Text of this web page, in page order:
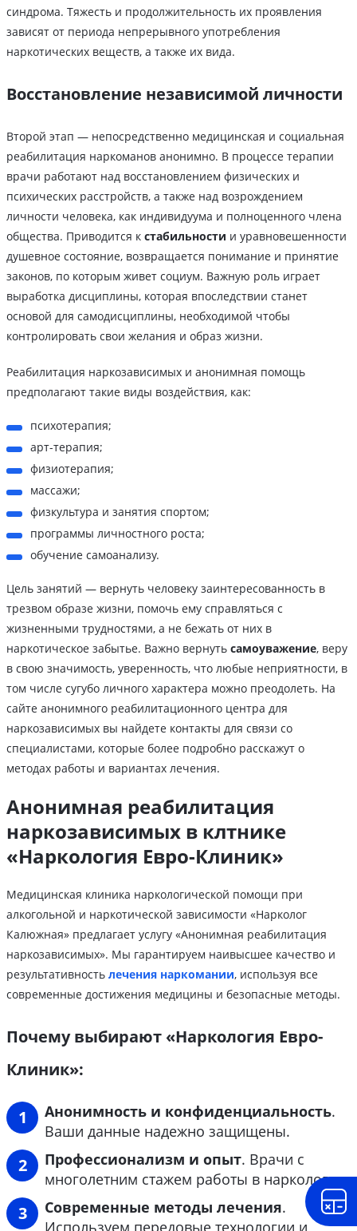
синдрома. Тяжесть и продолжительность их проявления
зависят от периода непрерывного употребления
наркотических веществ, а также их вида.
Восстановление независимой личности
Второй этап — непосредственно медицинская и социальная
реабилитация наркоманов анонимно. В процессе терапии
врачи работают над восстановлением физических и
психических расстройств, а также над возрождением
личности человека, как индивидуума и полноценного члена
общества. Приводится к стабильности и уравновешенности
душевное состояние, возвращается понимание и принятие
законов, по которым живет социум. Важную роль играет
выработка дисциплины, которая впоследствии станет
основой для самодисциплины, необходимой чтобы
контролировать свои желания и образ жизни.
Реабилитация наркозависимых и анонимная помощь
предполагают такие виды воздействия, как:
психотерапия;
арт-терапия;
физиотерапия;
массажи;
физкультура и занятия спортом;
программы личностного роста;
обучение самоанализу.
Цель занятий — вернуть человеку заинтересованность в
трезвом образе жизни, помочь ему справляться с
жизненными трудностями, а не бежать от них в
наркотическое забытье. Важно вернуть самоуважение, веру
в свою значимость, уверенность, что любые неприятности, в
том числе сугубо личного характера можно преодолеть. На
сайте анонимного реабилитационного центра для
наркозависимых вы найдете контакты для связи со
специалистами, которые более подробно расскажут о
методах работы и вариантах лечения.
Анонимная реабилитация
наркозависимых в клтнике
«Наркология Евро-Клиник»
Медицинская клиника наркологической помощи при
алкогольной и наркотической зависимости «Нарколог
Калюжная» предлагает услугу «Анонимная реабилитация
наркозависимых». Мы гарантируем наивысшее качество и
результативность лечения наркомании, используя все
современные достижения медицины и безопасные методы.
Почему выбирают «Наркология Евро-
Клиник»:
Анонимность и конфиденциальность.
Ваши данные надежно защищены.
Профессионализм и опыт. Врачи с
многолетним стажем работы в наркологии.
Современные методы лечения.
Используем передовые технологии и